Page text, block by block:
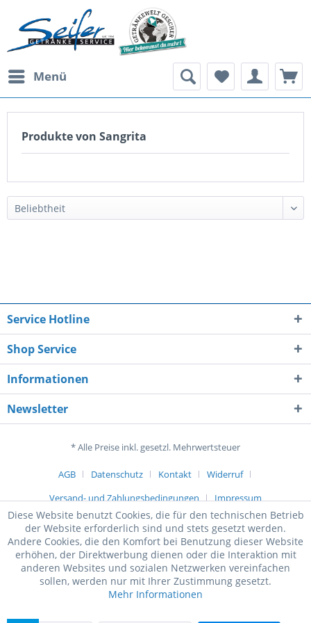
Menü
Produkte von Sangrita
Service Hotline
Shop Service
Informationen
Newsletter
* Alle Preise inkl. gesetzl. Mehrwertsteuer
AGB Datenschutz Kontakt
Widerruf
Versand- und Zahlungsbedingungen
Impressum
Diese Website benutzt Cookies, die für den technischen Betrieb
der Website erforderlich sind und stets gesetzt werden.
Andere Cookies, die den Komfort bei Benutzung dieser Website
erhöhen, der Direktwerbung dienen oder die Interaktion mit
anderen Websites und sozialen Netzwerken vereinfachen
sollen, werden nur mit Ihrer Zustimmung gesetzt.
Mehr Informationen